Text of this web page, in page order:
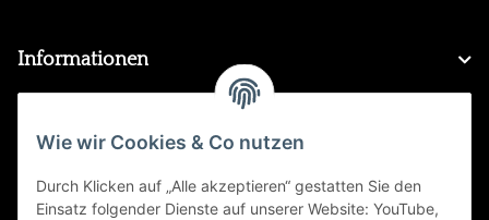
Wie wir Cookies & Co nutzen
Durch Klicken auf „Alle akzeptieren“ gestatten Sie den
Einsatz folgender Dienste auf unserer Website: YouTube,
Informationen
FAQ